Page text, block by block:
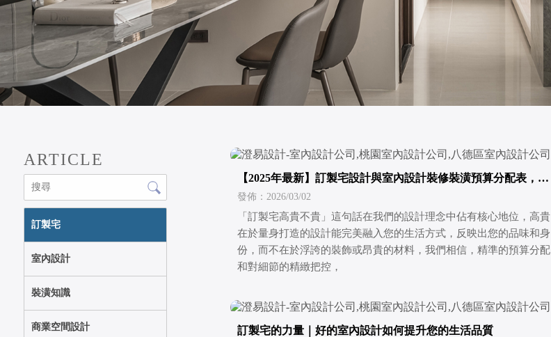
ARTICLE
訂製宅
室內設計
裝潢知識
商業空間設計
【2025年最新】訂製宅設計與室內設計裝修裝潢預算分配表，一
目了然理想裝潢費用
發佈：2026/03/02
「訂製宅高貴不貴」這句話在我們的設計理念中佔有核心地位，高貴
在於量身打造的設計能完美融入您的生活方式，反映出您的品味和身
份，而不在於浮誇的裝飾或昂貴的材料，我們相信，精準的預算分配
和對細節的精緻把控，
訂製宅的力量｜好的室內設計如何提升您的生活品質